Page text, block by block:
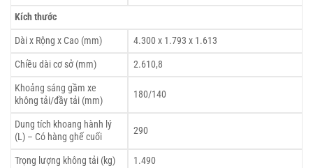
Kích thước
Dài x Rộng x Cao (mm)
4.300 x 1.793 x 1.613
Chiều dài cơ sở (mm)
2.610,8
Khoảng sáng gầm xe
không tải/đầy tải (mm)
180/140
Dung tích khoang hành lý
(L) – Có hàng ghế cuối
290
Trọng lượng không tải (kg)
1.490